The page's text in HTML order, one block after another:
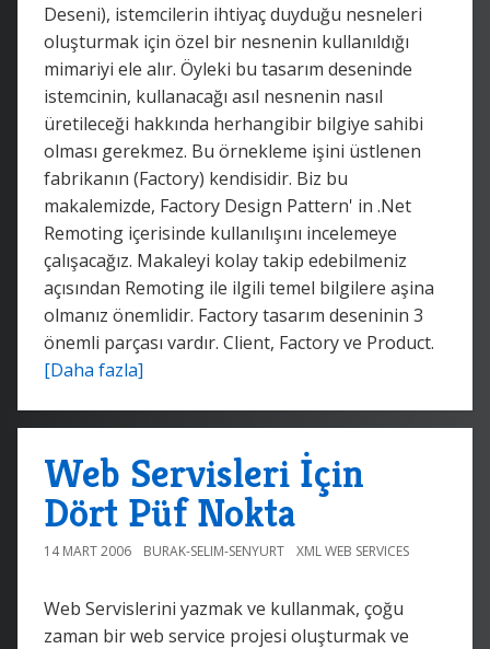
Deseni), istemcilerin ihtiyaç duyduğu nesneleri
oluşturmak için özel bir nesnenin kullanıldığı
mimariyi ele alır. Öyleki bu tasarım deseninde
istemcinin, kullanacağı asıl nesnenin nasıl
üretileceği hakkında herhangibir bilgiye sahibi
olması gerekmez. Bu örnekleme işini üstlenen
fabrikanın (Factory) kendisidir. Biz bu
makalemizde, Factory Design Pattern' in .Net
Remoting içerisinde kullanılışını incelemeye
çalışacağız. Makaleyi kolay takip edebilmeniz
açısından Remoting ile ilgili temel bilgilere aşina
olmanız önemlidir. Factory tasarım deseninin 3
önemli parçası vardır. Client, Factory ve Product.
[Daha fazla]
Web Servisleri İçin
Dört Püf Nokta
14 MART 2006 BURAK-SELIM-SENYURT XML WEB SERVICES
Web Servislerini yazmak ve kullanmak, çoğu
zaman bir web service projesi oluşturmak ve